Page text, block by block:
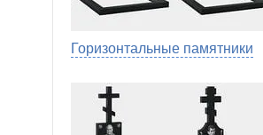
Горизонтальные памятники